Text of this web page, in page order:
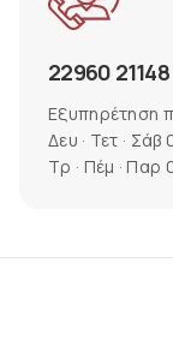
22960 21148
Εξυπηρέτηση
Δευ · Τετ ·
Τρ · Πέμ ·